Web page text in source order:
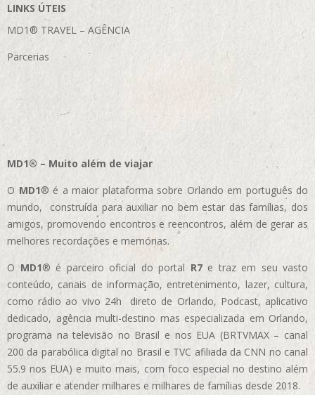
LINKS ÚTEIS
MD1® TRAVEL – AGÊNCIA
Parcerias
MD1® – Muito além de viajar
O MD1® é a maior plataforma sobre Orlando em português do
mundo, construída para auxiliar no bem estar das famílias, dos
amigos, promovendo encontros e reencontros, além de gerar as
melhores recordações e memórias.
OMD1® é parceiro oficial do portal R7e traz em seu vasto
conteúdo, canais de informação, entretenimento, lazer, cultura,
como rádio ao vivo 24h direto de Orlando, Podcast, aplicativo
dedicado, agência multi-destino mas especializada em Orlando,
programa na televisão no Brasil e nos EUA (BRTVMAX – canal
200 da parabólica digital no Brasil e TVC afiliada da CNN no canal
55.9 nos EUA) e muito mais, com foco especial no destino além
de auxiliar e atender milhares e milhares de famílias desde 2018.